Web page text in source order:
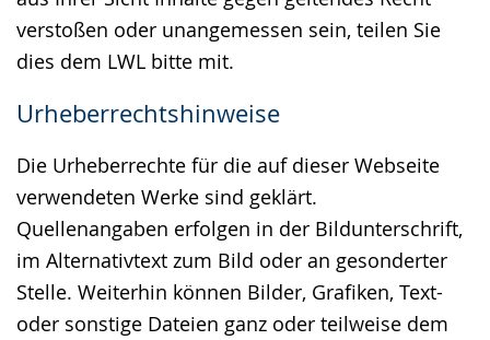
verstoßen oder unangemessen sein, teilen Sie
dies dem LWL bitte mit.
Urheberrechtshinweise
Die Urheberrechte für die auf dieser Webseite
verwendeten Werke sind geklärt.
Quellenangaben erfolgen in der Bildunterschrift,
im Alternativtext zum Bild oder an gesonderter
Stelle. Weiterhin können Bilder, Grafiken, Text-
oder sonstige Dateien ganz oder teilweise dem